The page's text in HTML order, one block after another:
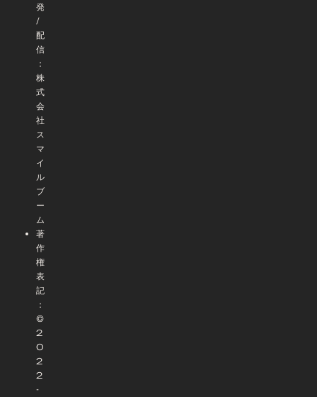
発
/
配
信
：
株
式
会
社
ス
マ
イ
ル
ブ
ー
ム
著
作
権
表
記
：
©
2
0
2
2
-